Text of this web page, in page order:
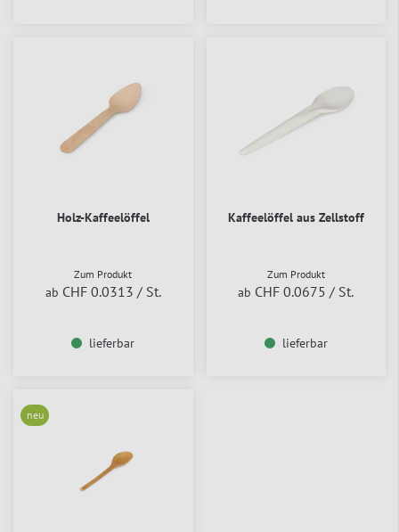
Holz-Kaffeelöffel
Zum Produkt
ab CHF 0.0313 / St.
lieferbar
Kaffeelöffel aus Zellstoff
Zum Produkt
ab CHF 0.0675 / St.
lieferbar
neu